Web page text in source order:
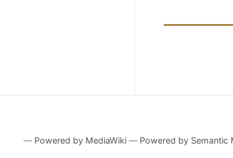
― Powered by MediaWiki ― Powered by Semantic